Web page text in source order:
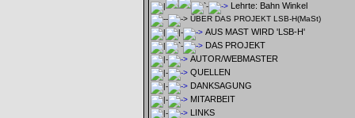
Lehrte: Bahn Winkel
ÜBER DAS PROJEKT LSB-H(MaSt)
AUS MAST WIRD 'LSB-H'
DAS PROJEKT
AUTOR/WEBMASTER
QUELLEN
DANKSAGUNG
MITARBEIT
LINKS